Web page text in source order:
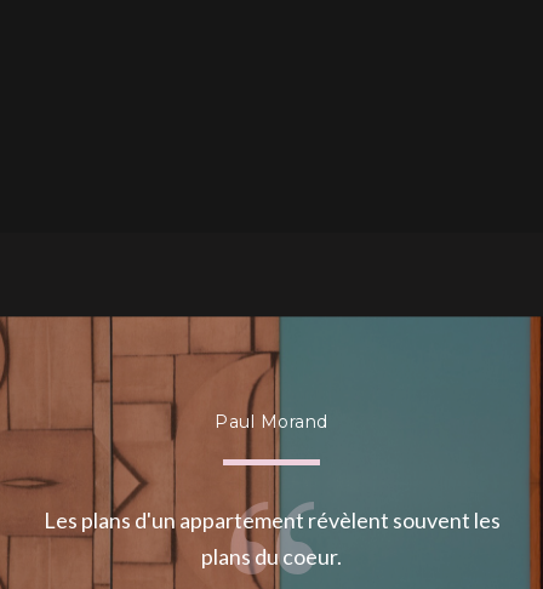
Paul Morand
Les plans d'un appartement révèlent souvent les
plans du coeur.